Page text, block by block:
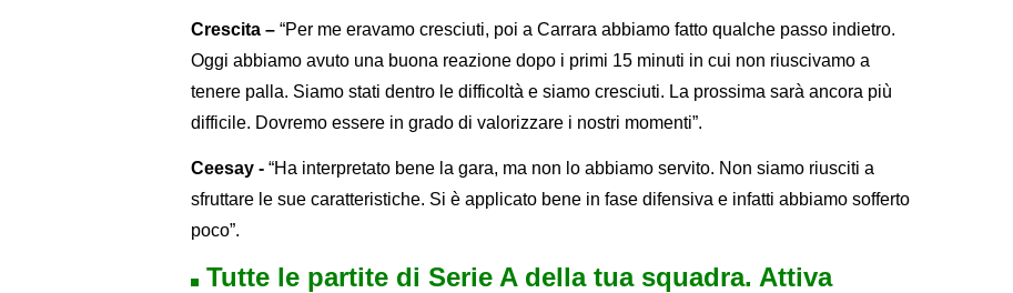
Crescita – “Per me eravamo cresciuti, poi a Carrara abbiamo fatto qualche passo indietro.
Oggi abbiamo avuto una buona reazione dopo i primi 15 minuti in cui non riuscivamo a
tenere palla. Siamo stati dentro le difficoltà e siamo cresciuti. La prossima sarà ancora più
difficile. Dovremo essere in grado di valorizzare i nostri momenti”.
Ceesay - “Ha interpretato bene la gara, ma non lo abbiamo servito. Non siamo riusciti a
sfruttare le sue caratteristiche. Si è applicato bene in fase difensiva e infatti abbiamo sofferto
poco”.
Tutte le partite di Serie A della tua squadra. Attiva